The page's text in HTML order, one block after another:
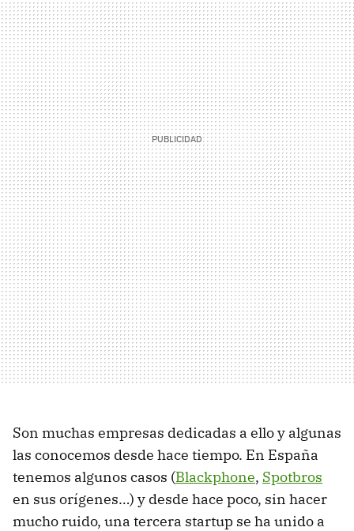
Son muchas empresas dedicadas a ello y algunas
las conocemos desde hace tiempo. En España
tenemos algunos casos (Blackphone, Spotbros
en sus orígenes…) y desde hace poco, sin hacer
mucho ruido, una tercera startup se ha unido a